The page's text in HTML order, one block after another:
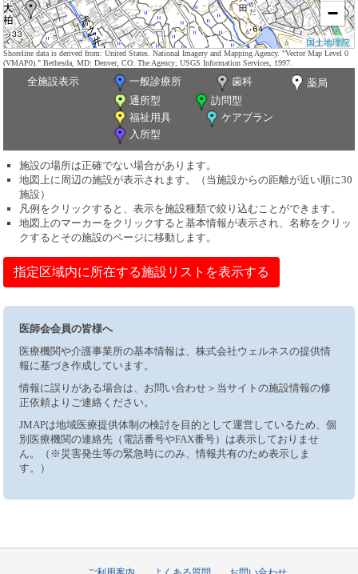
−
国土地理院
Shoreline data is derived from: United States. National Imagery and Mapping Agency. "Vector Map Level 0
(VMAP0)." Bethesda, MD: Denver, CO: The Agency; USGS Information Services, 1997.
全施設表示 一般診療所 歯科
薬局
通所型
訪問型
福祉用具
ケアプラン
入所型
施設の場所は正確でない場合があります。
地図上に周辺の施設が表示されます。（当施設からの距離が近い順に30
施設）
凡例をクリックすると、表示を施設種類で絞り込むことができます。
地図上のマーカーをクリックすると基本情報が表示され、名称をクリッ
クするとその施設のページに移動します。
指定区域内に所在する施設リストを表示する
医師会会員の皆様へ
医療機関や介護事業所の基本情報は、株式会社ウェルネスの提供情
報に基づき作成しています。
情報に誤りがある場合は、お問い合わせ＞当サイトの施設情報の修
正依頼よりご連絡ください。
JMAPは地域医療提供体制の検討を目的として運営しているため、個
別医療機関の連絡先（電話番号やFAX番号）は表示しておりませ
ん。（※災害発生等の緊急時にのみ、情報共有のため表示しま
す。）